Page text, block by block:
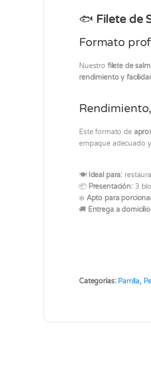
🐟 Filete de
Formato
Nuestro filete de
rendimiento y
Este formato de
empaque adecuado
🍽️ Ideal para:
📦 Presentación: 3
❄️ Apto para
🚚 Entrega a domicilio
Categorías: Parrilla,